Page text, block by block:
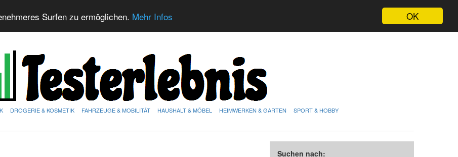
OK
Surfen zu ermöglichen. Mehr Infos
DROGERIE & KOSMETIK FAHRZEUGE & MOBILITÄT HAUSHALT & MÖBEL HEIMWERKEN & GARTEN SPORT & HOBBY
Suchen nach: